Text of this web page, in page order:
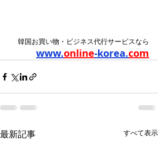
韓国お買い物・ビジネス代行サービスなら
www.online-korea.com
最新記事 すべて表示